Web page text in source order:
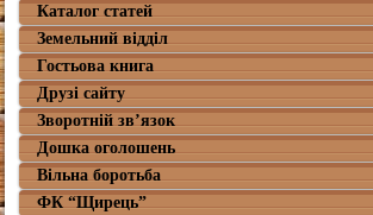
Каталог статей
Земельний відділ
Гостьова книга
Друзі сайту
Зворотній зв’язок
Дошка оголошень
Вільна боротьба
ФК “Щирець”